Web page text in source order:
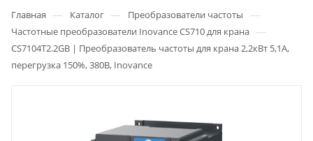
Главная — Каталог — Преобразователи частоты —
Частотные преобразователи Inovance CS710 для крана —
CS7104T2.2GB | Преобразователь частоты для крана 2,2кВт 5,1А,
перегрузка 150%, 380B, Inovance